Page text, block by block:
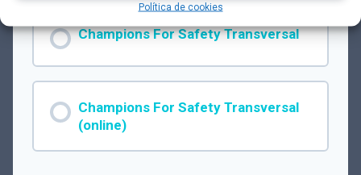
Política de cookies
Champions For Safety Transversal
0% COMPLETADO 0/0 pasos
Champions For Safety Transversal
(online)